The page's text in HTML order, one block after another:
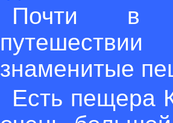
Почти в
знаменитые
Есть пещера